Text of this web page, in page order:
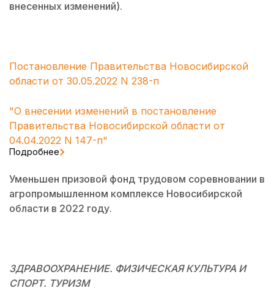
внесенных изменений).
Постановление Правительства Новосибирской
области от 30.05.2022 N 238-п
"О внесении изменений в постановление
Правительства Новосибирской области от
04.04.2022 N 147-п"
Подробнее
Уменьшен призовой фонд трудовом соревновании в
агропромышленном комплексе Новосибирской
области в 2022 году.
ЗДРАВООХРАНЕНИЕ. ФИЗИЧЕСКАЯ КУЛЬТУРА И
СПОРТ. ТУРИЗМ